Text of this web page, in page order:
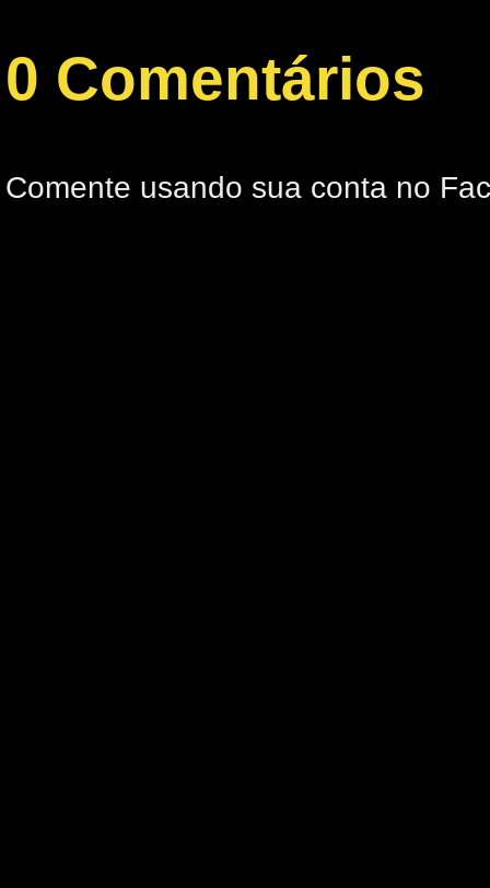
0 Comentários
Comente usando sua conta no